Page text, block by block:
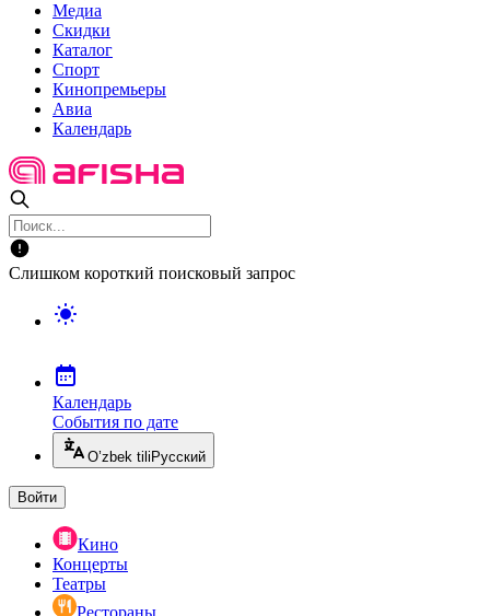
Медиа
Скидки
Каталог
Спорт
Кинопремьеры
Авиа
Календарь
Слишком короткий поисковый запрос
Календарь
События по дате
O’zbek tili Русский
Войти
Кино
Концерты
Театры